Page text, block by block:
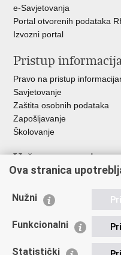
e-Savjetovanja
Portal otvorenih podataka
Izvozni portal
Pristup
Pravo na pristup
Savjetovanje
Zaštita osobnih podataka
Zapošljavanje
Školovanje
Važne poveznice
Ministarstvo unutarnjih
Udruge
Policijska akademija
Ova stranica
Nužni
Funkcionalni
Statistički